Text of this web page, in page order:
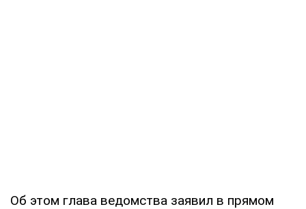
Об этом глава ведомства заявил в прямом